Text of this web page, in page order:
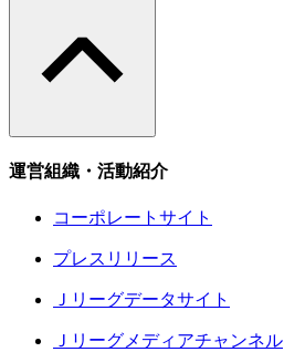
運営組織・活動紹介
コーポレートサイト
プレスリリース
Ｊリーグデータサイト
Ｊリーグメディアチャンネル